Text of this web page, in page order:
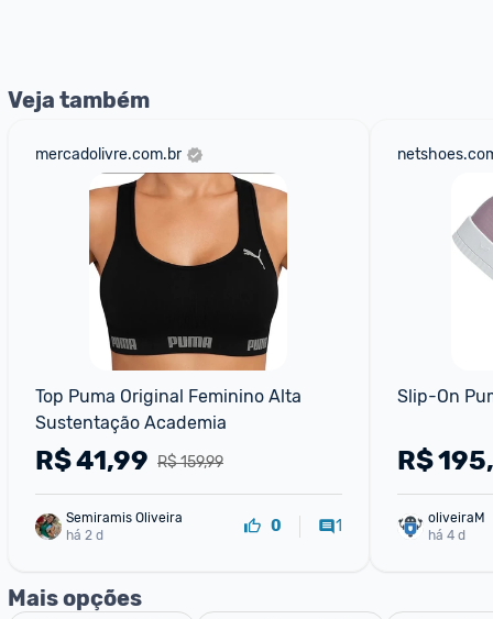
Veja também
mercadolivre.com.br
Top Puma Original Feminino Alta
Sustentação Academia
R$ 159,99
R$41,99
Semiramis Oliveira
há 2 d
0 1
Slip-On
R$
oliveiraM
há 4 d
Mais opções